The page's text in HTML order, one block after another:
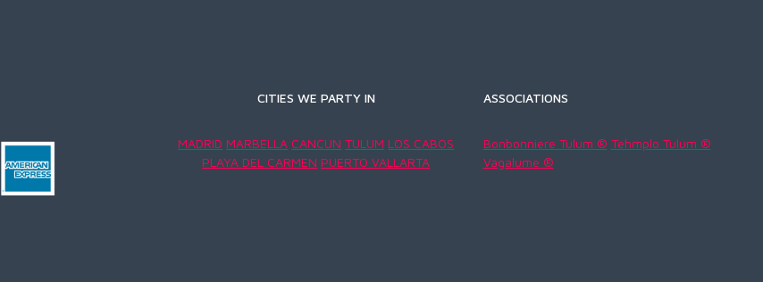
CITIES WE PARTY IN
MADRID MARBELLA CANCUN TULUM LOS CABOS
PLAYA DEL CARMEN PUERTO VALLARTA
ASSOCIATIONS
Bonbonniere Tulum ® Tehmplo Tulum ®
Vagalume ®